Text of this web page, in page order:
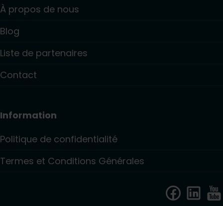
À propos de nous
Blog
Liste de partenaires
Contact
Information
Politique de confidentialité
Termes et Conditions Générales